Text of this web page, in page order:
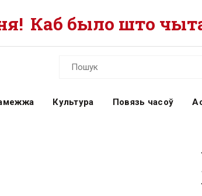
Каб было што
Культура Повязь часоў